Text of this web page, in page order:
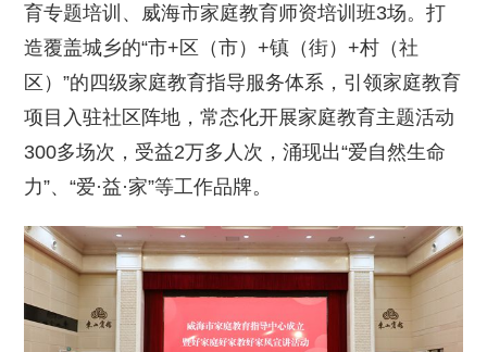
育专题培训、威海市家庭教育师资培训班3场。打
造覆盖城乡的“市+区（市）+镇（街）+村（社
区）”的四级家庭教育指导服务体系，引领家庭教育
项目入驻社区阵地，常态化开展家庭教育主题活动
300多场次，受益2万多人次，涌现出“爱自然生命
力”、“爱·益·家”等工作品牌。